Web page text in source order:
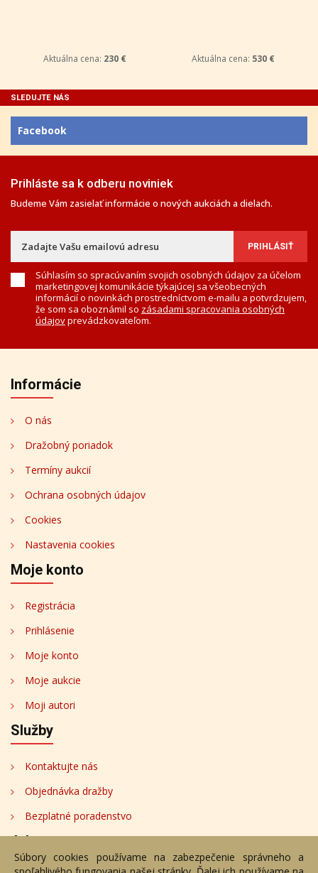
Aktuálna cena: 230 € Aktuálna cena: 530 €
SLEDUJTE NÁS
Facebook
Prihláste sa k odberu noviniek
Budeme Vám zasielať informácie o nových aukciách a dielach.
Súhlasím so spracúvaním svojich osobných údajov za účelom
marketingovej komunikácie týkajúcej sa všeobecných
informácií o novinkách prostredníctvom e-mailu a potvrdzujem,
že som sa oboznámil so zásadami spracovania osobných
údajovprevádzkovateľom.
Informácie
O nás
Dražobný poriadok
Termíny aukcií
Ochrana osobných údajov
Cookies
Nastavenia cookies
Moje konto
Registrácia
Prihlásenie
Moje konto
Moje aukcie
Moji autori
Služby
Kontaktujte nás
Objednávka dražby
Bezplatné poradenstvo
Adresa
Súbory cookies používame na zabezpečenie správneho a